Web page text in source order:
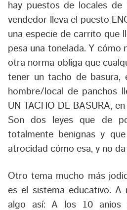
hay puestos de locales de
vendedor lleva el puesto
una especie de carrito que
pesa una tonelada. Y cómo
otra norma obliga que
tener un tacho de basura,
hombre/local de panchos
UN TACHO DE BASURA,
Son dos leyes que de
totalmente benignas y
atrocidad cómo esa, y no da
Otro tema mucho más
es el sistema educativo. A
algo así: A los 10 anios